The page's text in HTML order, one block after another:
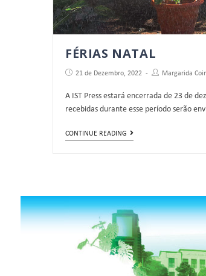
FÉRIAS NATAL
21 de Dezembro, 2022 Margarida
A IST Press estará encerrada de 23 de
recebidas durante esse período serão
CONTINUE READING